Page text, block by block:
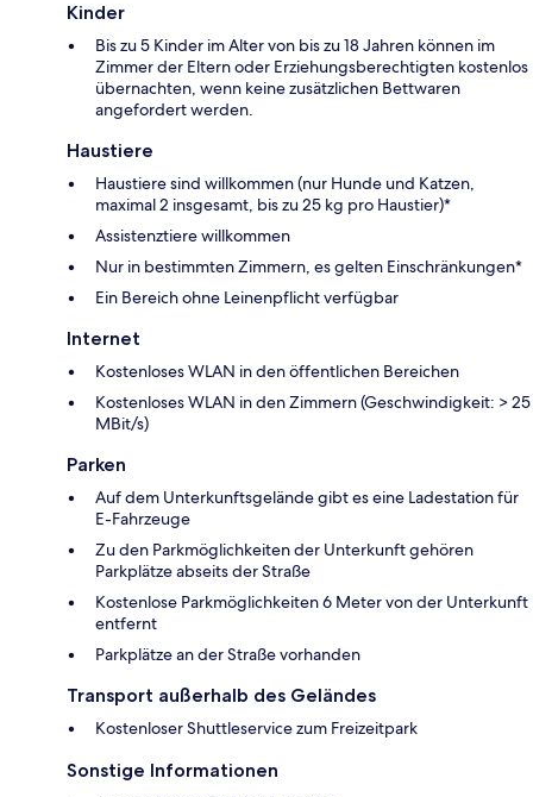
Kinder
Bis zu 5 Kinder im Alter von bis zu 18 Jahren können im
Zimmer der Eltern oder Erziehungsberechtigten kostenlos
übernachten, wenn keine zusätzlichen Bettwaren
angefordert werden.
Haustiere
Haustiere sind willkommen (nur Hunde und Katzen,
maximal 2 insgesamt, bis zu 25 kg pro Haustier)*
Assistenztiere willkommen
Nur in bestimmten Zimmern, es gelten Einschränkungen*
Ein Bereich ohne Leinenpflicht verfügbar
Internet
Kostenloses WLAN in den öffentlichen Bereichen
Kostenloses WLAN in den Zimmern (Geschwindigkeit: > 25
MBit/s)
Parken
Auf dem Unterkunftsgelände gibt es eine Ladestation für
E-Fahrzeuge
Zu den Parkmöglichkeiten der Unterkunft gehören
Parkplätze abseits der Straße
Kostenlose Parkmöglichkeiten 6 Meter von der Unterkunft
entfernt
Parkplätze an der Straße vorhanden
Transport außerhalb des Geländes
Kostenloser Shuttleservice zum Freizeitpark
Sonstige Informationen